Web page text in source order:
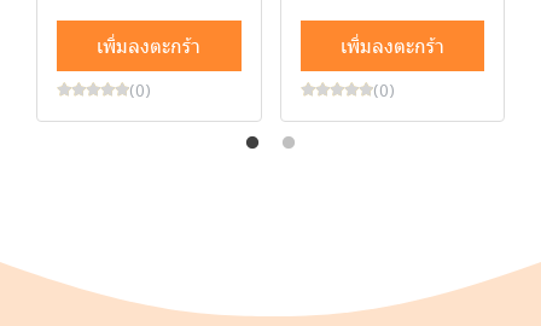
เพิ่มลงตะกร้า
(0)
เพิ่มลงตะกร้า
(0)